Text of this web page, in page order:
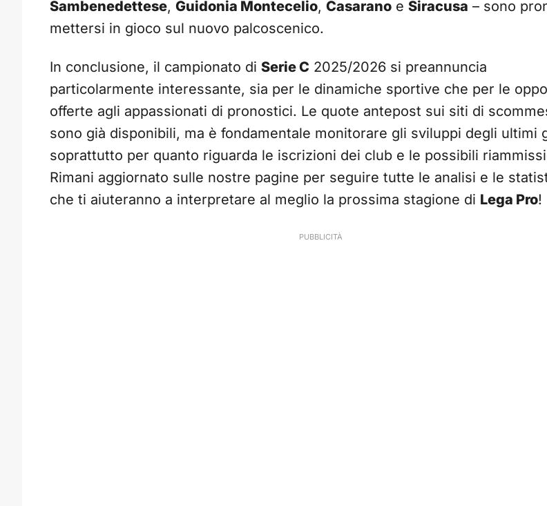
Sambenedettese, Guidonia Montecelio, Casarano e Siracusa – sono
mettersi in gioco sul nuovo palcoscenico.
In conclusione, il campionato di Serie C 2025/2026 si preannuncia
particolarmente interessante, sia per le dinamiche sportive che per le
offerte agli appassionati di pronostici. Le quote antepost sui siti di
sono già disponibili, ma è fondamentale monitorare gli sviluppi degli ultimi
soprattutto per quanto riguarda le iscrizioni dei club e le possibili
Rimani aggiornato sulle nostre pagine per seguire tutte le analisi e le
che ti aiuteranno a interpretare al meglio la prossima stagione di Lega Pro!